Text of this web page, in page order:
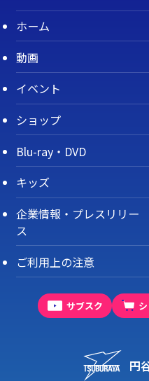
ホーム
動画
イベント
ショップ
Blu-ray・DVD
キッズ
企業情報・プレスリリー
ス
ご利用上の注意
サブスク
円